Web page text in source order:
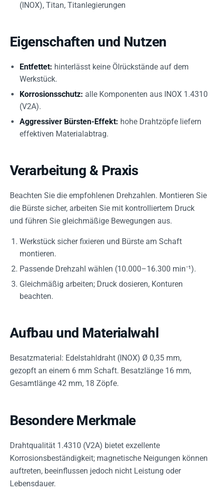
(INOX), Titan, Titanlegierungen
Eigenschaften und Nutzen
Entfettet: hinterlässt keine Ölrückstände auf dem
Werkstück.
Korrosionsschutz: alle Komponenten aus INOX 1.4310
(V2A).
Aggressiver Bürsten-Effekt: hohe Drahtzöpfe liefern
effektiven Materialabtrag.
Verarbeitung & Praxis
Beachten Sie die empfohlenen Drehzahlen. Montieren Sie
die Bürste sicher, arbeiten Sie mit kontrolliertem Druck
und führen Sie gleichmäßige Bewegungen aus.
Werkstück sicher fixieren und Bürste am Schaft
montieren.
Passende Drehzahl wählen (10.000–16.300 min⁻¹).
Gleichmäßig arbeiten; Druck dosieren, Konturen
beachten.
Aufbau und Materialwahl
Besatzmaterial: Edelstahldraht (INOX) Ø 0,35 mm,
gezopft an einem 6 mm Schaft. Besatzlänge 16 mm,
Gesamtlänge 42 mm, 18 Zöpfe.
Besondere Merkmale
Drahtqualität 1.4310 (V2A) bietet exzellente
Korrosionsbeständigkeit; magnetische Neigungen können
auftreten, beeinflussen jedoch nicht Leistung oder
Lebensdauer.